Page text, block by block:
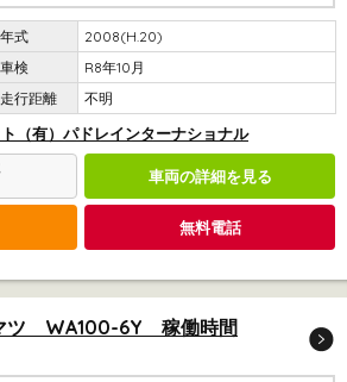
2008(H.20)
R8年10月
不明
（有）パドレインターナショナル
車両の詳細を見る
無料電話
ツ WA100-6Y 稼働時間